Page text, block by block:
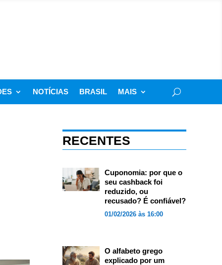
NOTÍCIAS BRASIL MAIS
RECENTES
Cuponomia: por que o
seu cashback foi
reduzido, ou
recusado? É confiável?
01/02/2026 às 16:00
O alfabeto grego
explicado por um